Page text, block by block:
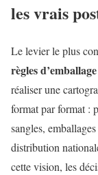
les vrais
Le levier le plus
règles
réaliser une
format par format :
sangles,
distribution
cette vision, les